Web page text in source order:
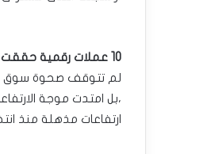
10 عملات رقمية حققت ارتفاعات مذهلة
لم تتوقف صحوة سوق
ارتفاعات مذهلة منذ انتخاب